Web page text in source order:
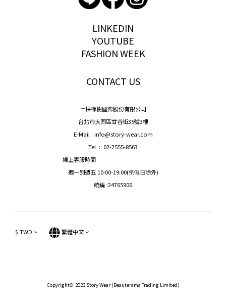
LINKEDIN
YOUTUBE
FASHION WEEK
CONTACT US
七棵橡樹國際股份有限公司
台北市大同區甘谷街35號3樓
E-Mail : info@story-wear.com
Tel : 02-2555-8563
線上客服時間
週一到週五 10:00-19:00(例假日除外)
統編 :24765906
$ TWD 繁體中文
Copyright© 2023 Story Wear (Beauterama Trading Limited)